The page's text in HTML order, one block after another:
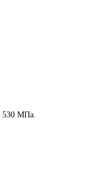
530 МПа.